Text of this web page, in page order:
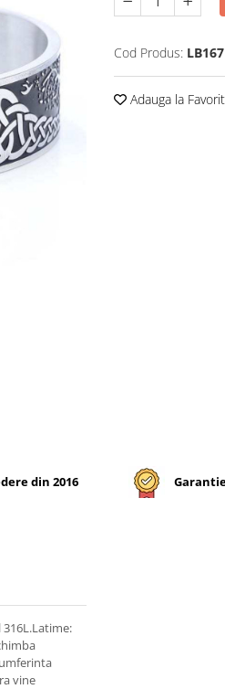
Cod Produs: LB167
Adauga la
din 2016
vine